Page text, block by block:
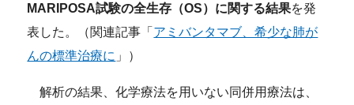
MARIPOSA試験の全生存（OS）に関する結果を発
表した。（関連記事「 アミバンタマブ、希少な肺が
んの標準治療に 」）
解析の結果、化学療法を用いない同併用療法は、